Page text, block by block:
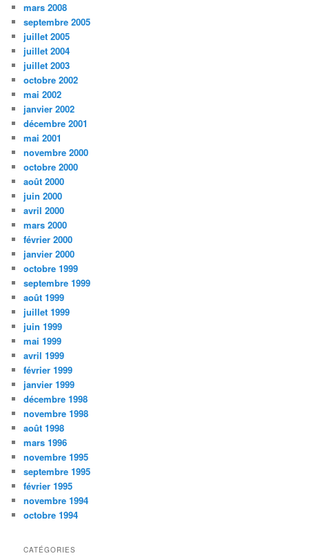
mars 2008
septembre 2005
juillet 2005
juillet 2004
juillet 2003
octobre 2002
mai 2002
janvier 2002
décembre 2001
mai 2001
novembre 2000
octobre 2000
août 2000
juin 2000
avril 2000
mars 2000
février 2000
janvier 2000
octobre 1999
septembre 1999
août 1999
juillet 1999
juin 1999
mai 1999
avril 1999
février 1999
janvier 1999
décembre 1998
novembre 1998
août 1998
mars 1996
novembre 1995
septembre 1995
février 1995
novembre 1994
octobre 1994
CATÉGORIES